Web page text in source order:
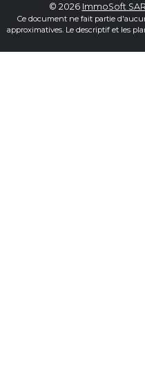
© 2026 ImmoSoft
Ce document ne fait partie
approximatives. Le descriptif et les